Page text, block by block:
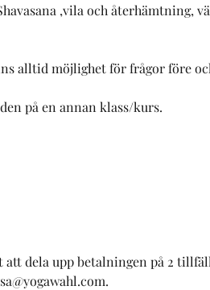
,vila och återhämtning,
alltid möjlighet för frågor före
på en annan klass/kurs.
dela upp betalningen på 2